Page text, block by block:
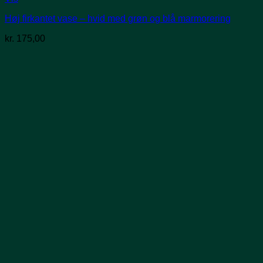
Høj firkantet vase – hvid med grøn og blå marmorering
kr. 175,00